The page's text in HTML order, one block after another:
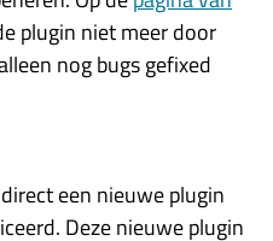
plugin niet meer door
nog bugs gefixed
een nieuwe plugin
Deze nieuwe plugin